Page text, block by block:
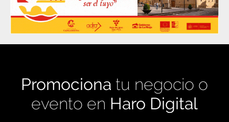
Promociona tu negocio o
evento en Haro Digital